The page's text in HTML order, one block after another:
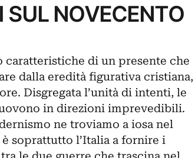
SUL NOVECENTO
caratteristiche di un presente che
dalla eredità figurativa cristiana,
Disgregata l’unità di intenti, le
in direzioni imprevedibili.
ne troviamo a iosa nel
soprattutto l’Italia a fornire i